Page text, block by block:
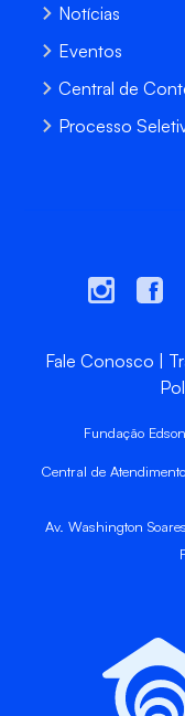
Notícias
Eventos
Central de
Processo
Fale Conosco
Fundação
Central de
Av. Washington